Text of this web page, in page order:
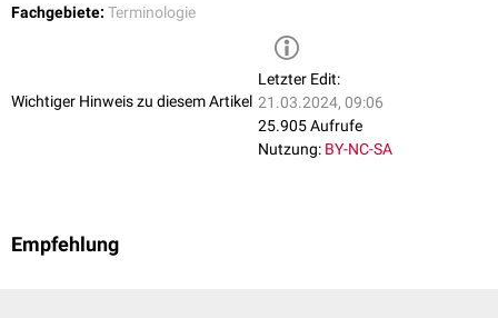
Fachgebiete: Terminologie
Wichtiger Hinweis zu diesem Artikel
Letzter Edit:
21.03.2024, 09:06
25.905 Aufrufe
Nutzung: BY-NC-SA
Empfehlung